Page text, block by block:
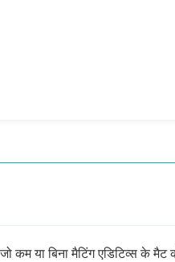
या बिना मैटिंग एडिटिव्स के मैट